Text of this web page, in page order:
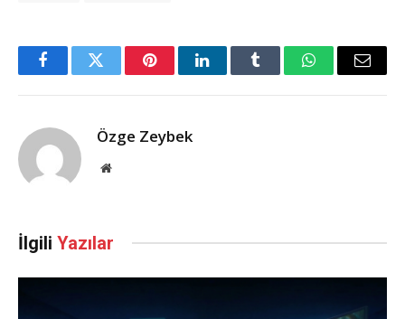
FacebookTwitter PinterestLinkedInTumblr WhatsAppEmail
Özge Zeybek
Web
İlgili Yazılar